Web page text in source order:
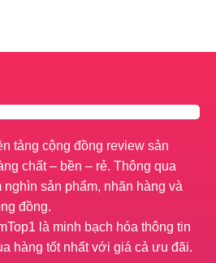
tảng cộng đồng review sản
chất – bền – rẻ. Thông qua
sản phẩm, nhãn hàng và
đồng.
là minh bạch hóa thông tin
hàng tốt nhất với giá cả ưu đãi.